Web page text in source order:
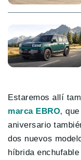
Estaremos allí
marca EBRO,
aniversario
dos nuevos
híbrida